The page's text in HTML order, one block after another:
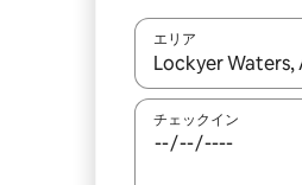
エリア
検索結果が表示さ
チェックイン